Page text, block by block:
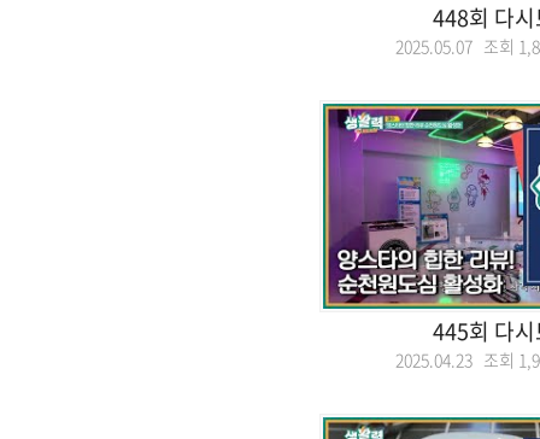
448회 다
2025.05.07 조회
445회 다
2025.04.23 조회